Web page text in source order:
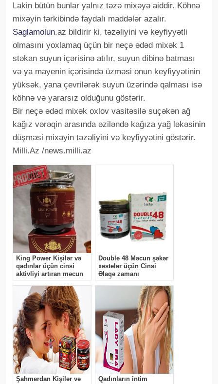
Lakin bütün bunlar yalnız təzə mixəyə aiddir. Köhnə
mixəyin tərkibində faydalı maddələr azalır.
Saglamolun.az bildirir ki, təzəliyini və keyfiyyətli
olmasını yoxlamaq üçün bir neçə ədəd mixək 1
stəkan suyun içərisinə atılır, suyun dibinə batması
və ya mayenin içərisində üzməsi onun keyfiyyətinin
yüksək, yana çevrilərək suyun üzərində qalması isə
köhnə və yararsız olduğunu göstərir.
Bir neçə ədəd mixək oxlov vasitəsilə suçəkən ağ
kağız vərəqin arasında əziləndə kağıza yağ ləkəsinin
düşməsi mixəyin təzəliyini və keyfiyyətini göstərir.
Milli.Az /news.milli.az